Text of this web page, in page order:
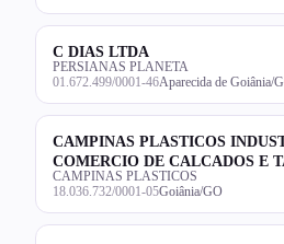
C DIAS LTDA
PERSIANAS PLANETA
01.672.499/0001-46Aparecida de Goiânia/
CAMPINAS PLASTICOS
COMERCIO DE CALCADOS E
CAMPINAS PLASTICOS
18.036.732/0001-05Goiânia/GO